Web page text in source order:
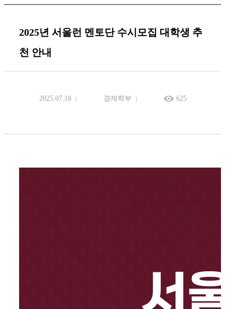
2025년 서울런 멘토단 수시모집 대학생 추
천 안내
2025.07.18 경제학부 625